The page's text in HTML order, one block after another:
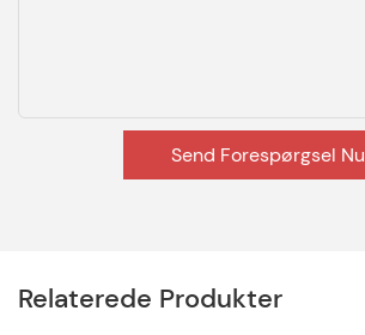
Send Forespørgsel Nu
Relaterede Produkter